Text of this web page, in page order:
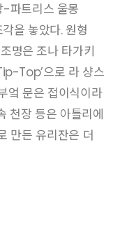
-파트리스 울몽
놓았다. 원형
명은 조나 타가키
Top’으로 라 샹스
엌 문은 접이식이라
천장 등은 아틀리에
만든 유리잔은 더